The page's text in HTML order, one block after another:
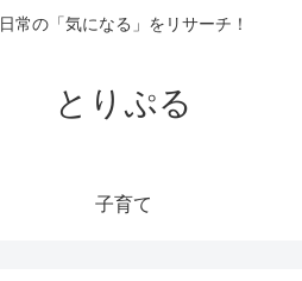
日常の「気になる」をリサーチ！
とりぷる
子育て